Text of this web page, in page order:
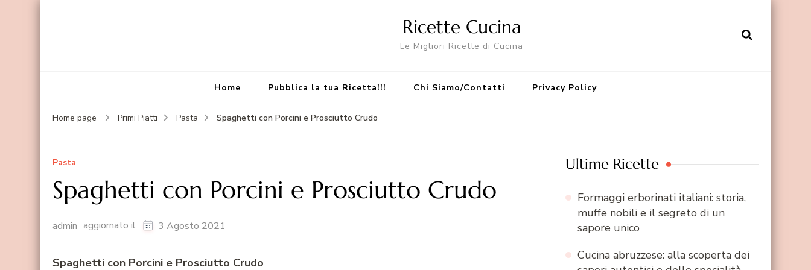
Ricette Cucina
Le Migliori Ricette di Cucina
Home Pubblica la tua Ricetta!!! Chi Siamo/Contatti Privacy Policy
Home page Primi Piatti Pasta Spaghetti con Porcini e Prosciutto Crudo
Pasta
Spaghetti con Porcini e Prosciutto Crudo
admin aggiornato il 3 Agosto 2021
Spaghetti con Porcini e Prosciutto Crudo
Ultime Ricette
Formaggi erborinati italiani: storia,
muffe nobili e il segreto di un
sapore unico
Cucina abruzzese: alla scoperta dei